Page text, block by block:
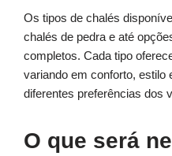
Os tipos de chalés
chalés de pedra e até
completos. Cada tipo
variando em conforto, estilo
diferentes preferências dos
O que será